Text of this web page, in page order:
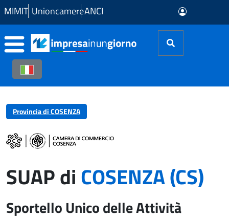
Skip to Main Content
MIMIT UnioncamereANCI
Provincia di COSENZA
SUAP diCOSENZA (CS)
Sportello Unico delle Attività